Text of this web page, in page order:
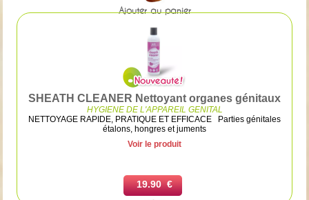
Ajouter au panier
SHEATH CLEANER Nettoyant organes génitaux
HYGIENE DE L'APPAREIL GENITAL
NETTOYAGE RAPIDE, PRATIQUE ET EFFICACE Parties génitales
étalons, hongres et juments
Voir le produit
19.90 €